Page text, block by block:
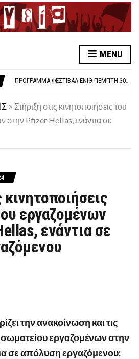
MENU
ΛΕΥΤΕΡΙΑ ΣΤΗΝ ΠΑΛΑΙΣΤΙΝΗ
ΑΠΟΤΕΛΕΣΜΑΤΑ ΕΚΛΟΓΩΝ ΕΝΙΘ
> Στήριξη στις κινητοποιήσεις του
στην Pfizer Hellas, ενάντια σε
εργαζομένων
ενάντια σε
την ανακοίνωση και τις
σωματείου εργαζομένων στην
σε απόλυση εργαζόμενου: